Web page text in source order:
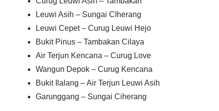
Leuwi Asih – Sungai CIherang
Leuwi Cepet – Curug Leuwi Hejo
Bukit Pinus – Tambakan Cilaya
Air Terjun Kencana – Curug Love
Wangun Depok – Curug Kencana
Bukit Ilalang – Air Terjun Leuwi Asih
Garunggang – Sungai Ciherang